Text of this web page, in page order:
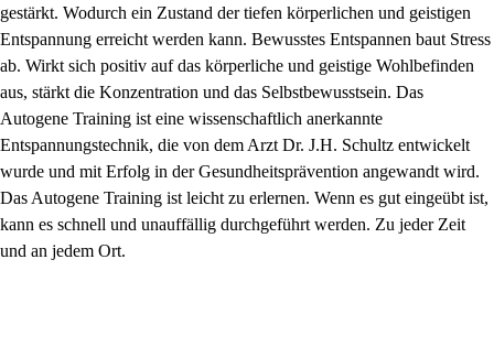
gestärkt. Wodurch ein Zustand der tiefen körperlichen und geistigen
Entspannung erreicht werden kann. Bewusstes Entspannen baut Stress
ab. Wirkt sich positiv auf das körperliche und geistige Wohlbefinden
aus, stärkt die Konzentration und das Selbstbewusstsein. Das
Autogene Training ist eine wissenschaftlich anerkannte
Entspannungstechnik, die von dem Arzt Dr. J.H. Schultz entwickelt
wurde und mit Erfolg in der Gesundheitsprävention angewandt wird.
Das Autogene Training ist leicht zu erlernen. Wenn es gut eingeübt ist,
kann es schnell und unauffällig durchgeführt werden. Zu jeder Zeit
und an jedem Ort.